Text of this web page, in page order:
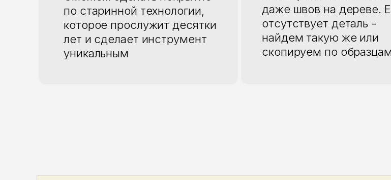
по старинной технологии,
которое прослужит десятки
лет и сделает инструмент
уникальным
даже швов на дереве.
отсутствует деталь -
найдем такую же или
скопируем по